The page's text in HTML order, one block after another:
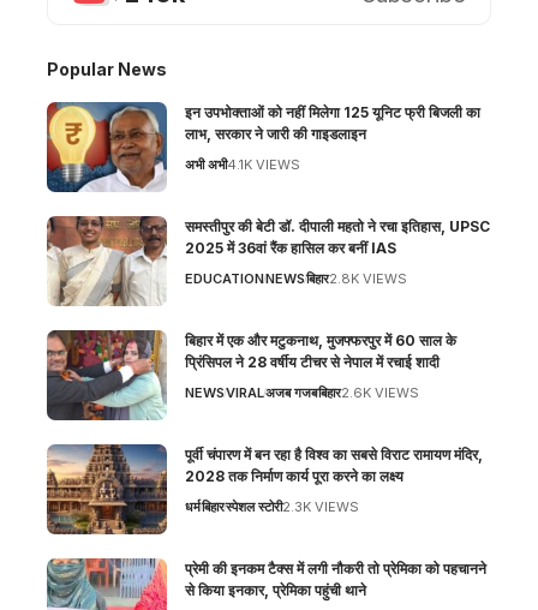
Popular News
इन उपभोक्ताओं को नहीं मिलेगा 125 यूनिट फ्री बिजली का
लाभ, सरकार ने जारी की गाइडलाइन
अभी अभी4.1K VIEWS
समस्तीपुर की बेटी डॉ. दीपाली महतो ने रचा इतिहास, UPSC
2025 में 36वां रैंक हासिल कर बनीं IAS
EDUCATIONNEWSबिहार2.8K VIEWS
बिहार में एक और मटुकनाथ, मुजफ्फरपुर में 60 साल के
प्रिंसिपल ने 28 वर्षीय टीचर से नेपाल में रचाई शादी
NEWSVIRALअजब गजबबिहार2.6K VIEWS
पूर्वी चंपारण में बन रहा है विश्व का सबसे विराट रामायण मंदिर,
2028 तक निर्माण कार्य पूरा करने का लक्ष्य
धर्मबिहारस्पेशल स्टोरी2.3K VIEWS
प्रेमी की इनकम टैक्स में लगी नौकरी तो प्रेमिका को पहचानने
से किया इनकार, प्रेमिका पहुंची थाने